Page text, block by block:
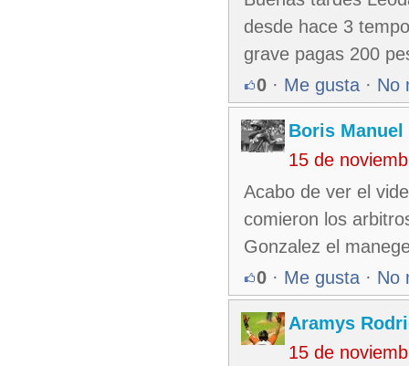
desde hace 3
grave pagas 200
0 · Me gusta · No
Boris Manuel
15 de
Acabo de ver el
comieron los
Gonzalez el
0 · Me gusta · No
Aramys
15 de